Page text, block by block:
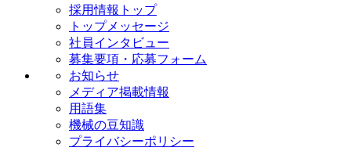
採用情報トップ
トップメッセージ
社員インタビュー
募集要項・応募フォーム
お知らせ
メディア掲載情報
用語集
機械の豆知識
プライバシーポリシー